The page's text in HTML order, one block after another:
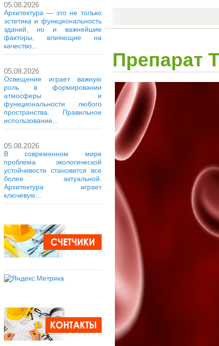
05.08.2026
Архитектура — это не только
эстетика и функциональность
зданий, но и важнейшие
факторы, влияющие на
качество...
05.08.2026
Освещение играет важную
роль в формировании
атмосферы и
функциональности любого
пространства. Правильное
использование...
05.08.2026
В современном мире
проблема экологической
устойчивости становится все
более актуальной.
Архитектура играет
ключевую...
Препарат